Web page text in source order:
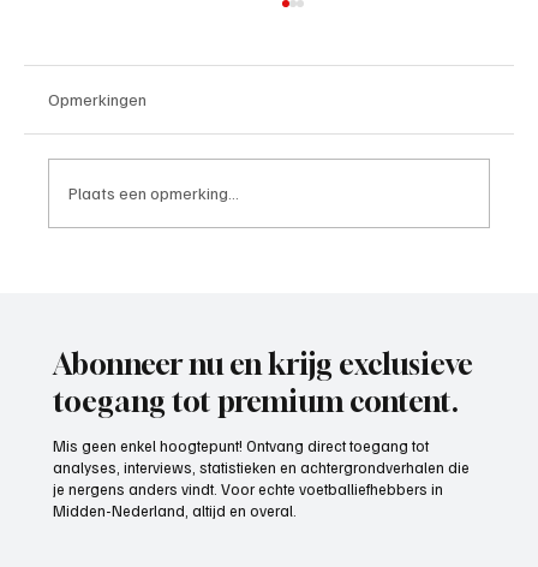
Opmerkingen
Plaats een opmerking...
Abonneer nu en krijg exclusieve
toegang tot premium content.
Mis geen enkel hoogtepunt! Ontvang direct toegang tot
analyses, interviews, statistieken en achtergrondverhalen die
je nergens anders vindt. Voor echte voetballiefhebbers in
Midden-Nederland, altijd en overal.